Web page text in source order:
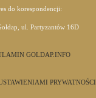
do korespondencji:
ul. Partyzantów 16D
GOLDAP.INFO
PRYWATNOŚCI